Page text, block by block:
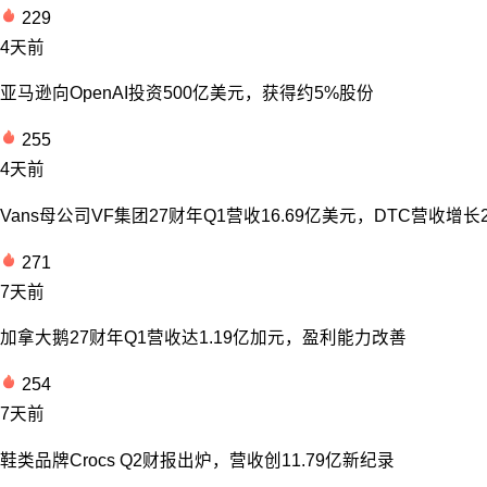
229
4天前
亚马逊向OpenAI投资500亿美元，获得约5%股份
255
4天前
Vans母公司VF集团27财年Q1营收16.69亿美元，DTC营收增长
271
7天前
加拿大鹅27财年Q1营收达1.19亿加元，盈利能力改善
254
7天前
鞋类品牌Crocs Q2财报出炉，营收创11.79亿新纪录